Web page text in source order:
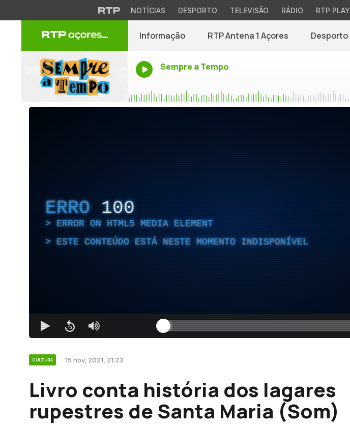
NOTÍCIAS DESPORTO TELEVISÃO RÁDIO RTP PLAY
Informação RTP Antena 1 Açores Desporto
Sempre a Tempo
ERRO 100
ERROR ON HTML5 MEDIA ELEMENT
ESTE CONTEÚDO ESTÁ NESTE MOMENTO INDISPONÍVEL
CULTURA 15 nov, 2021, 21:23
Livro conta história dos lagares
rupestres de Santa Maria (Som)